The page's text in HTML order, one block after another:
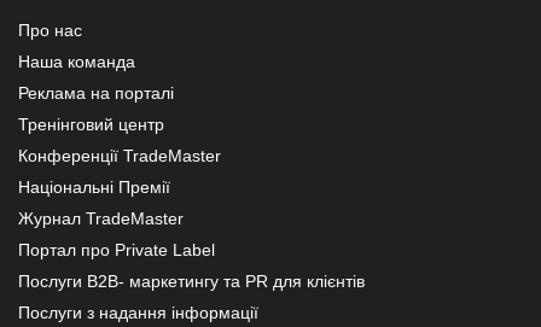
Про нас
Наша команда
Реклама на порталі
Тренінговий центр
Конференції TradeMaster
Національні Премії
Журнал TradeMaster
Портал про Private Label
Послуги В2В- маркетингу та PR для клієнтів
Послуги з надання інформації